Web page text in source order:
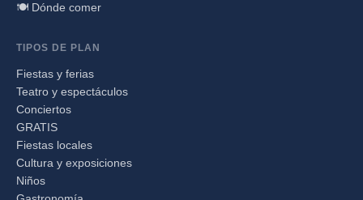
🍽️ Dónde comer
TIPOS DE PLAN
Fiestas y ferias
Teatro y espectáculos
Conciertos
GRATIS
Fiestas locales
Cultura y exposiciones
Niños